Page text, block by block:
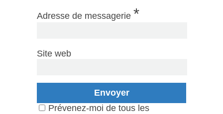
Adresse de messagerie *
Site web
Prévenez-moi de tous les